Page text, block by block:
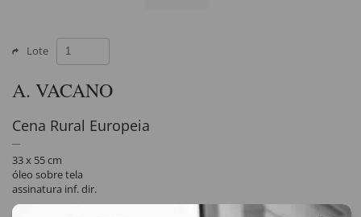
Lote
A. VACANO
Cena Rural Europeia
33 x 55 cm
óleo sobre tela
assinatura inf. dir.